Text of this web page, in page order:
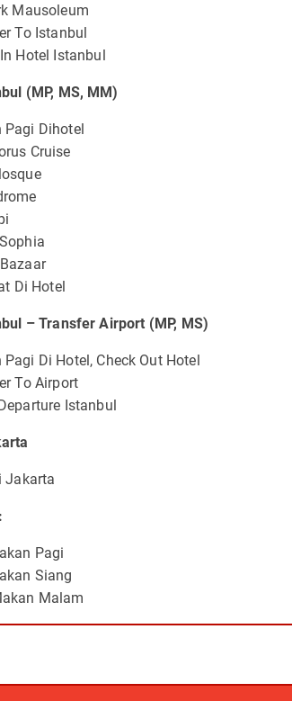
Mausoleum
To Istanbul
Hotel Istanbul
(MP, MS, MM)
Pagi Dihotel
Cruise
Di Hotel
– Transfer Airport (MP, MS)
Pagi Di Hotel, Check Out Hotel
To Airport
Istanbul
Jakarta
Pagi
Siang
Malam